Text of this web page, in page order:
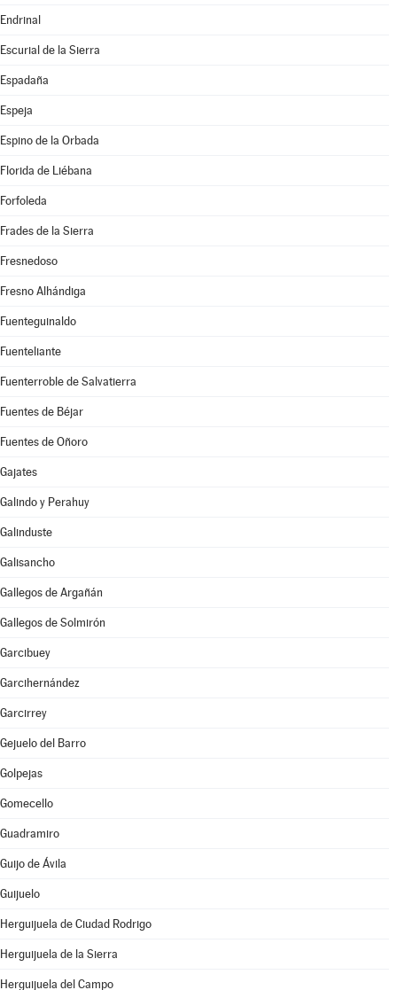
Endrinal
Escurial de la Sierra
Espadaña
Espeja
Espino de la Orbada
Florida de Liébana
Forfoleda
Frades de la Sierra
Fresnedoso
Fresno Alhándiga
Fuenteguinaldo
Fuenteliante
Fuenterroble de Salvatierra
Fuentes de Béjar
Fuentes de Oñoro
Gajates
Galindo y Perahuy
Galinduste
Galisancho
Gallegos de Argañán
Gallegos de Solmirón
Garcibuey
Garcihernández
Garcirrey
Gejuelo del Barro
Golpejas
Gomecello
Guadramiro
Guijo de Ávila
Guijuelo
Herguijuela de Ciudad Rodrigo
Herguijuela de la Sierra
Herguijuela del Campo